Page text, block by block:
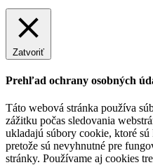
Zatvoriť
Prehľad ochrany osobných
Táto webová stránka používa
zážitku počas sledovania
ukladajú súbory cookie, ktoré
pretože sú nevyhnutné pre
stránky. Používame aj cookies